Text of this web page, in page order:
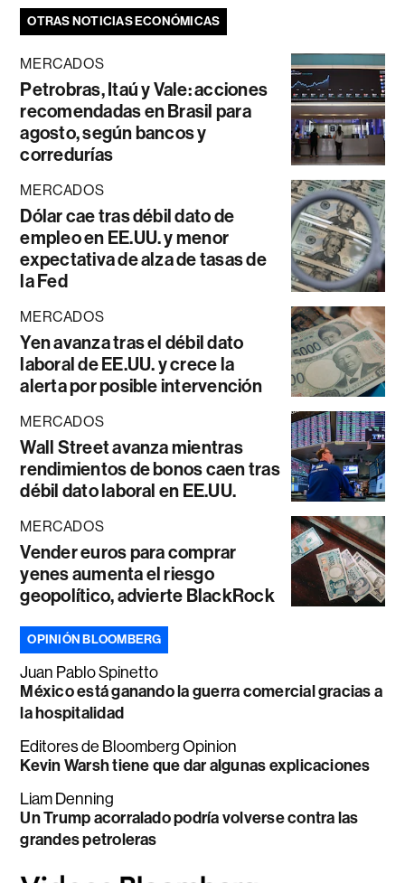
OTRAS NOTICIAS ECONÓMICAS
MERCADOS
Petrobras, Itaú y Vale: acciones
recomendadas en Brasil para
agosto, según bancos y
corredurías
MERCADOS
Dólar cae tras débil dato de
empleo en EE.UU. y menor
expectativa de alza de tasas de
la Fed
MERCADOS
Yen avanza tras el débil dato
laboral de EE.UU. y crece la
alerta por posible intervención
MERCADOS
Wall Street avanza mientras
rendimientos de bonos caen tras
débil dato laboral en EE.UU.
MERCADOS
Vender euros para comprar
yenes aumenta el riesgo
geopolítico, advierte BlackRock
OPINIÓN BLOOMBERG
Juan Pablo Spinetto
México está ganando la guerra comercial gracias a
la hospitalidad
Editores de Bloomberg Opinion
Kevin Warsh tiene que dar algunas explicaciones
Liam Denning
Un Trump acorralado podría volverse contra las
grandes petroleras